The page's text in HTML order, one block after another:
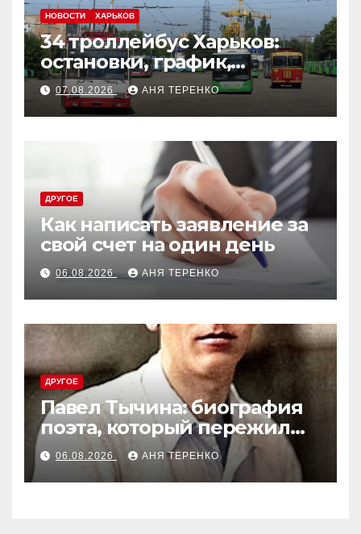
НОВОСТИ ХАРЬКОВ
34 троллейбус Харьков:
остановки, график,
маршрут
07.08.2026 АНЯ ТЕРЕНКО
ДРУГОЕ
Как написать заявление за
свой счет на один день
06.08.2026 АНЯ ТЕРЕНКО
ДРУГОЕ
Павел Тычина: биография
поэта, который пережил
эпоху
06.08.2026 АНЯ ТЕРЕНКО